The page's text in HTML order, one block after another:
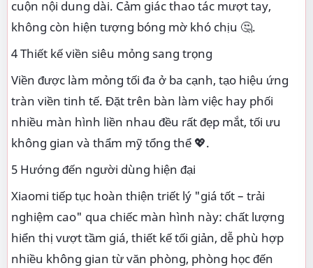
cuộn nội dung dài. Cảm giác thao tác mượt tay,
không còn hiện tượng bóng mờ khó chịu 🤔.
4 Thiết kế viền siêu mỏng sang trọng
Viền được làm mỏng tối đa ở ba cạnh, tạo hiệu ứng
tràn viền tinh tế. Đặt trên bàn làm việc hay phối
nhiều màn hình liền nhau đều rất đẹp mắt, tối ưu
không gian và thẩm mỹ tổng thể 💖.
5 Hướng đến người dùng hiện đại
Xiaomi tiếp tục hoàn thiện triết lý "giá tốt – trải
nghiệm cao" qua chiếc màn hình này: chất lượng
hiển thị vượt tầm giá, thiết kế tối giản, dễ phù hợp
nhiều không gian từ văn phòng, phòng học đến